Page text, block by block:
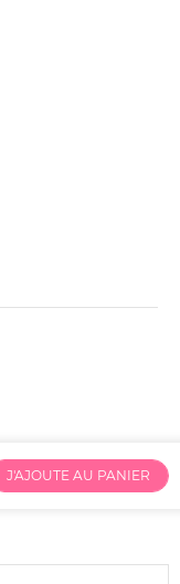
J'AJOUTE AU PANIER